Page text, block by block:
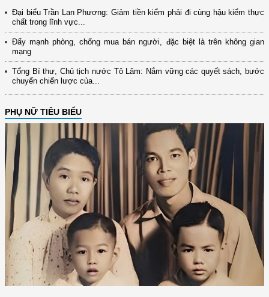
Đại biểu Trần Lan Phương: Giảm tiền kiểm phải đi cùng hậu kiểm thực
chất trong lĩnh vực...
Đẩy mạnh phòng, chống mua bán người, đặc biệt là trên không gian
mạng
Tổng Bí thư, Chủ tịch nước Tô Lâm: Nắm vững các quyết sách, bước
chuyển chiến lược của...
PHỤ NỮ TIÊU BIỂU